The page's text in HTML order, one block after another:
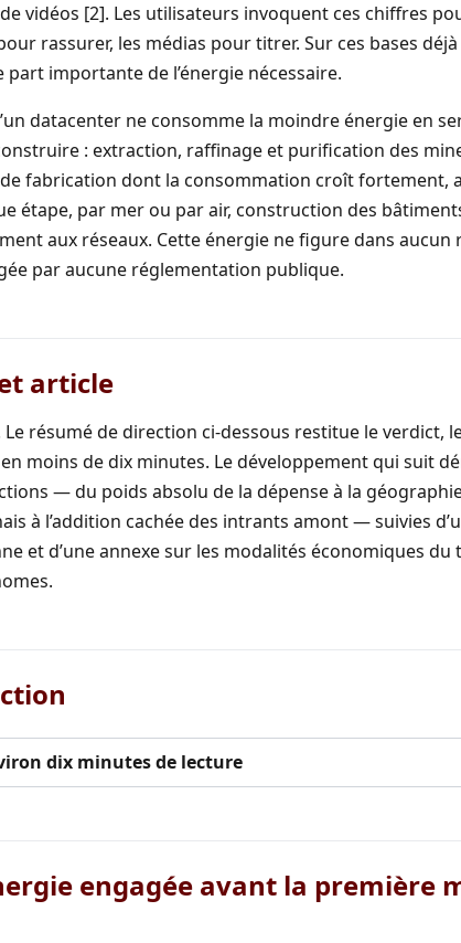
vidéos [2]. Les utilisateurs invoquent ces chiffres
rassurer, les médias pour titrer. Sur ces bases
part importante de l’énergie nécessaire.
datacenter ne consomme la moindre énergie en
: extraction, raffinage et purification des
fabrication dont la consommation croît fortement,
étape, par mer ou par air, construction des
aux réseaux. Cette énergie ne figure dans aucun
par aucune réglementation publique.
article
résumé de direction ci-dessous restitue le verdict,
moins de dix minutes. Le développement qui suit
— du poids absolu de la dépense à la
à l’addition cachée des intrants amont — suivies
et d’une annexe sur les modalités économiques du
dix minutes de lecture
engagée avant la première